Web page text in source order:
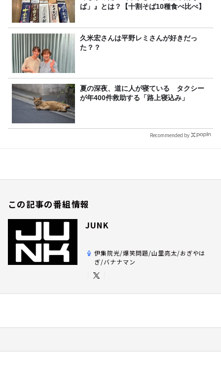
ば」』とは？【十割そば10種食べ比べ】
久米宏さんは平野レミさんが好きだっ
た？？
夏の深夜、道に人が寝ている タクシー
が年400件救助する「路上寝込み」
Recommended by
この記事の番組情報
JUNK
伊集院光/爆笑問題/山里亮太/おぎやは
ぎ/バナナマン